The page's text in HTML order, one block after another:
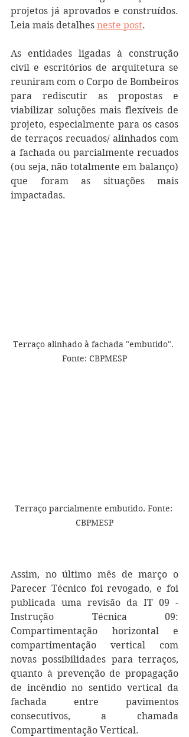
projetos já aprovados e construídos.
Leia mais detalhes neste post.
As entidades ligadas à construção
civil e escritórios de arquitetura se
reuniram com o Corpo de Bombeiros
para rediscutir as propostas e
viabilizar soluções mais flexíveis de
projeto, especialmente para os casos
de terraços recuados/ alinhados com
a fachada ou parcialmente recuados
(ou seja, não totalmente em balanço)
que foram as situações mais
impactadas.
Terraço alinhado à fachada "embutido".
Fonte: CBPMESP
Terraço parcialmente embutido. Fonte:
CBPMESP
Assim, no último mês de março o
Parecer Técnico foi revogado, e foi
Instrução Técnica 09:
Compartimentação horizontal e
novas possibilidades para terraços,
quanto à prevenção de propagação
de incêndio no sentido vertical da
fachada entre pavimentos
consecutivos, a chamada
Compartimentação Vertical.